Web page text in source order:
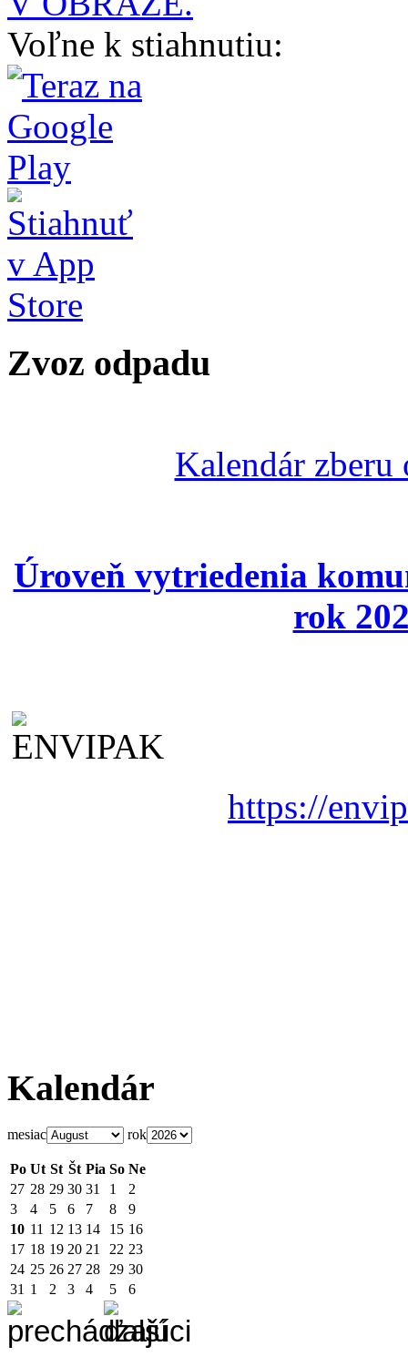
Voľne k stiahnutiu:
Zvoz odpadu
Kalendár zberu
Úroveň vytriedenia
rok
https://
Kalendár
mesiac rok
Po Ut St Št Pia So Ne
27 28 29 30 31 1
2
3
4 5 6 7 8
9
10 11 12 13 14 15 16
17 18 19 20 21 22 23
24 25 26 27 28 29 30
31 1 2 3 4 5 6